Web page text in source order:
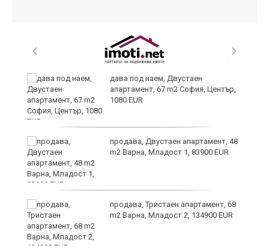
дава под наем, Двустаен
апартамент, 67 m2 София, Център,
1080 EUR
продава, Двустаен апартамент, 48
m2 Варна, Младост 1, 83900 EUR
продава, Тристаен апартамент, 68
m2 Варна, Младост 2, 134900 EUR